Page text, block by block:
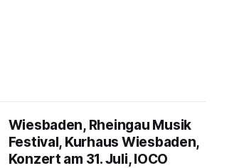
Wiesbaden, Rheingau Musik
Festival, Kurhaus Wiesbaden,
Konzert am 31. Juli, IOCO